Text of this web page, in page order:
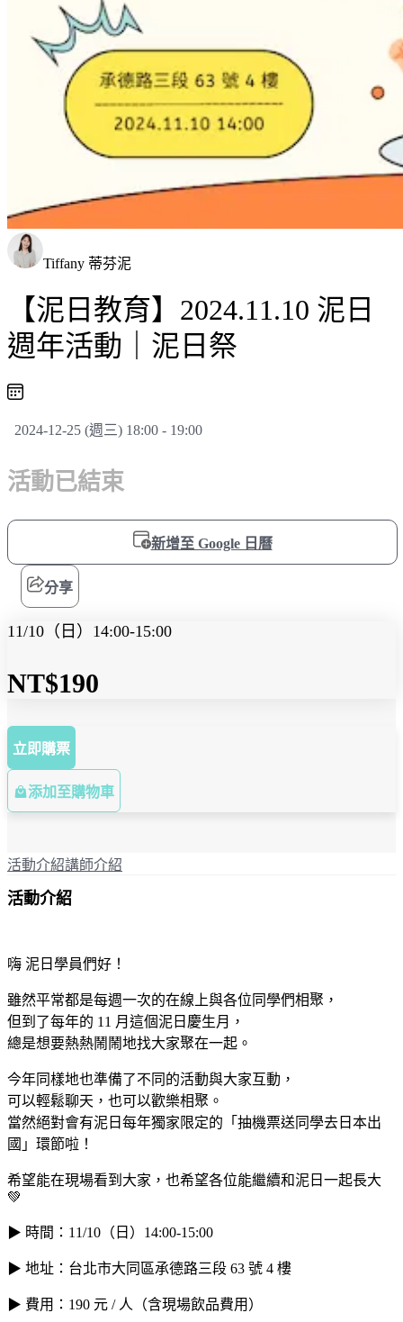
Tiffany 蒂芬泥
【泥日教育】2024.11.10 泥日
週年活動｜泥日祭
2024-12-25 (週三) 18:00 - 19:00
活動已結束
新增至 Google 日曆
分享
11/10（日）14:00-15:00
NT$190
立即購票
添加至購物車
活動介紹講師介紹
活動介紹
嗨 泥日學員們好！
雖然平常都是每週一次的在線上與各位同學們相聚，
但到了每年的 11 月這個泥日慶生月，
總是想要熱熱鬧鬧地找大家聚在一起。
今年同樣地也準備了不同的活動與大家互動，
可以輕鬆聊天，也可以歡樂相聚。
當然絕對會有泥日每年獨家限定的「抽機票送同學去日本出
國」環節啦！
希望能在現場看到大家，也希望各位能繼續和泥日一起長大
💚
▶︎ 時間：11/10（日）14:00-15:00
▶︎ 地址：台北市大同區承德路三段 63 號 4 樓
▶︎ 費用：190 元 / 人（含現場飲品費用）